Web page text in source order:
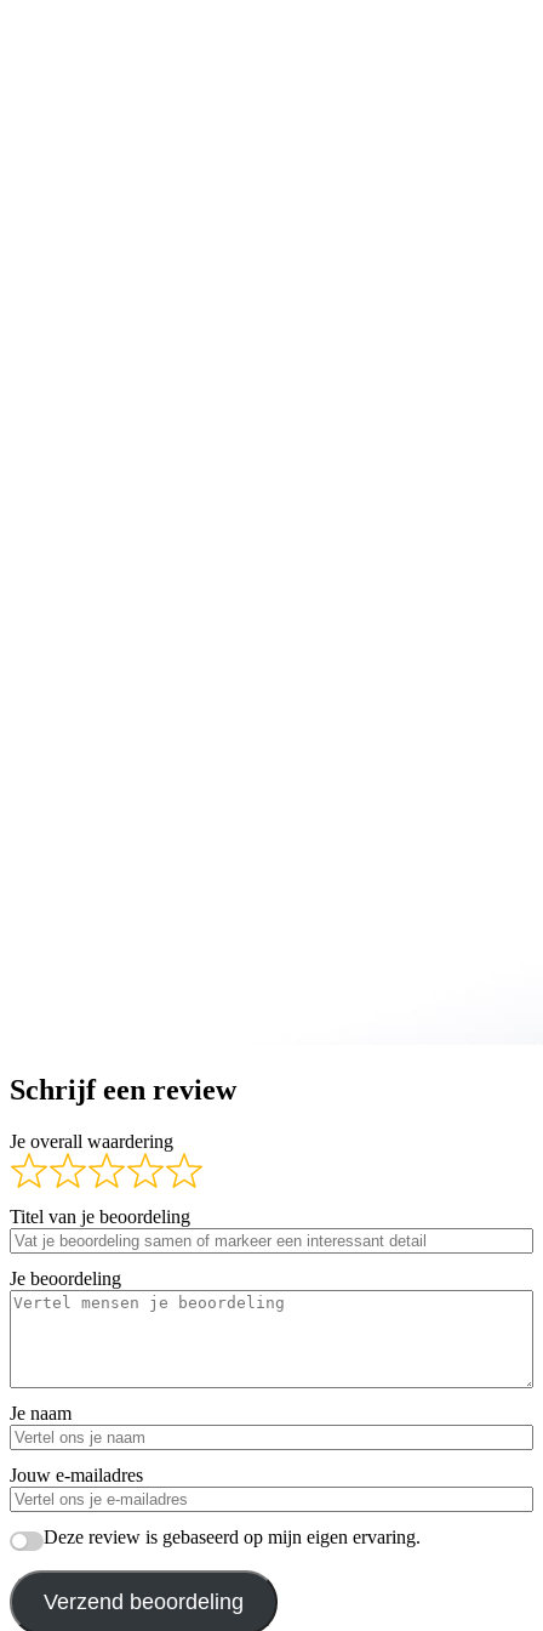
Schrijf een review
Je overall waardering
Titel van je beoordeling
Je beoordeling
Je naam
Jouw e-mailadres
Deze review is gebaseerd op mijn eigen ervaring.
Verzend beoordeling